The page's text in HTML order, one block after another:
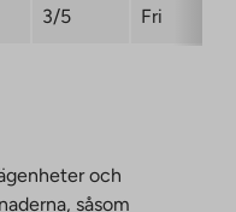
3/5 Fri
och
såsom